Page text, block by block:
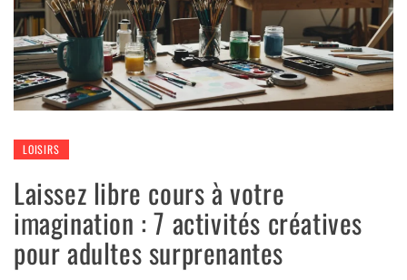
LOISIRS
Laissez libre cours à votre
imagination : 7 activités créatives
pour adultes surprenantes